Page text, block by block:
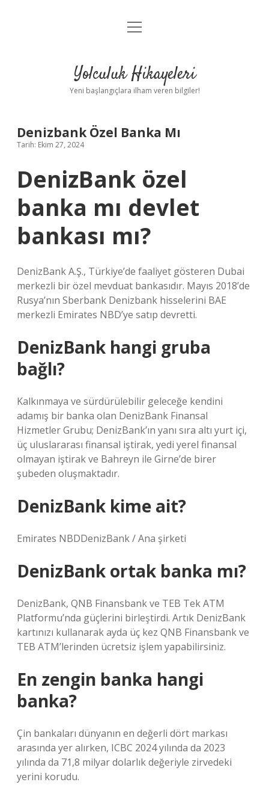
Anasayfa
Yasal Uyarı
menüyü
Yolculuk Hikayeleri
Yeni başlangıçlara ilham veren bilgiler!
Denizbank Özel Banka Mı
Tarih: Ekim 27, 2024
DenizBank özel
banka mı devlet
bankası mı?
DenizBank A.Ş., Türkiye’de faaliyet gösteren Dubai
merkezli bir özel mevduat bankasıdır. Mayıs 2018’de
Rusya’nın Sberbank Denizbank hisselerini BAE
merkezli Emirates NBD’ye satıp devretti.
DenizBank hangi gruba
bağlı?
Kalkınmaya ve sürdürülebilir geleceğe kendini
adamış bir banka olan DenizBank Finansal
Hizmetler Grubu; DenizBank’ın yanı sıra altı yurt içi,
üç uluslararası finansal iştirak, yedi yerel finansal
olmayan iştirak ve Bahreyn ile Girne’de birer
şubeden oluşmaktadır.
DenizBank kime ait?
Emirates NBDDenizBank / Ana şirketi
DenizBank ortak banka mı?
DenizBank, QNB Finansbank ve TEB Tek ATM
Platformu’nda güçlerini birleştirdi. Artık DenizBank
kartınızı kullanarak ayda üç kez QNB Finansbank ve
TEB ATM’lerinden ücretsiz işlem yapabilirsiniz.
En zengin banka hangi
banka?
Çin bankaları dünyanın en değerli dört markası
arasında yer alırken, ICBC 2024 yılında da 2023
yılında da 71,8 milyar dolarlık değeriyle zirvedeki
yerini korudu.